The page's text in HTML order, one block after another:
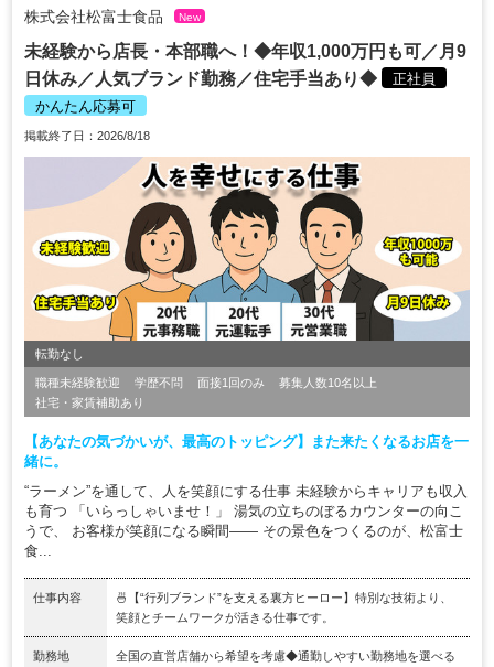
株式会社松富士食品 New
未経験から店長・本部職へ！◆年収1,000万円も可／月9
日休み／人気ブランド勤務／住宅手当あり◆
正社員
かんたん応募可
掲載終了日：2026/8/18
転勤なし
職種未経験歓迎 学歴不問 面接1回のみ
募集人数10名以上
社宅・家賃補助あり
【あなたの気づかいが、最高のトッピング】また来たくなるお店を一
緒に。
“ラーメン”を通して、人を笑顔にする仕事 未経験からキャリアも収入
も育つ 「いらっしゃいませ！」 湯気の立ちのぼるカウンターの向こ
うで、 お客様が笑顔になる瞬間―― その景色をつくるのが、松富士
食...
仕事内容
🍜【“行列ブランド”を支える裏方ヒーロー】特別な技術より、
笑顔とチームワークが活きる仕事です。
勤務地
全国の直営店舗から希望を考慮◆通勤しやすい勤務地を選べる